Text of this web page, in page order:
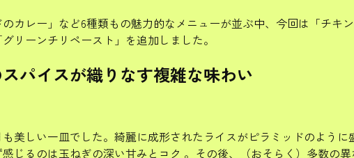
カレー」など6種類もの魅力的なメニューが並ぶ中、今回は「チキ
リーンチリペースト」を追加しました。
パイスが織りなす複雑な味わい
美しい一皿でした。綺麗に成形されたライスがピラミッドのよう
じるのは玉ねぎの深い甘みとコク 。その後、（おそらく）多数の